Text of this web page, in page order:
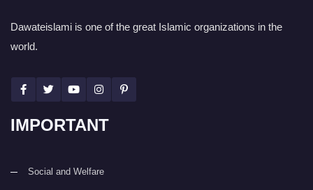
Dawateislami is one of the great Islamic organizations in the
world.
IMPORTANT
Social and Welfare